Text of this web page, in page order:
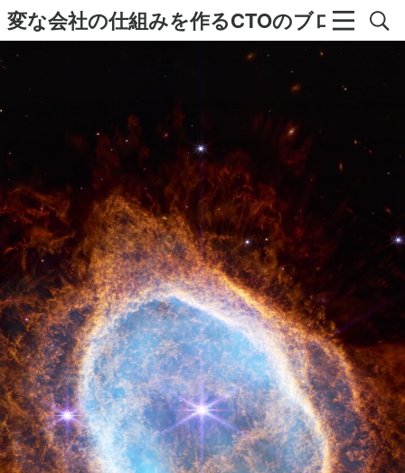
変な会社の仕組みを作るCTOのブログ